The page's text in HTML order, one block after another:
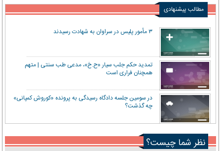
مطالب پیشنهادی
۳ مأمور پلیس در سراوان به شهادت رسیدند
تمدید حکم جلب سیار «ح.خ»، مدعی طب سنتی | متهم
همچنان فراری است
در سومین جلسه دادگاه رسیدگی به پرونده «کوروش کمپانی»
چه گذشت؟
نظر شما چیست؟